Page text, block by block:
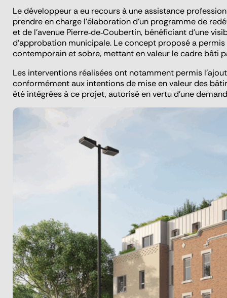
Le développeur a eu recours à une assistance
prendre en charge l’élaboration d’un programme de
et de l’avenue Pierre‑de‑Coubertin, bénéficiant d’une
d’approbation municipale. Le concept proposé a
contemporain et sobre, mettant en valeur le cadre bâti
Les interventions réalisées ont notamment permis
conformément aux intentions de mise en valeur des
été intégrées à ce projet, autorisé en vertu d’une